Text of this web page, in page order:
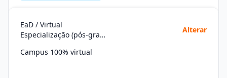
EaD / Virtual
Especialização (pós-graduação)
Alterar
Campus 100% virtual